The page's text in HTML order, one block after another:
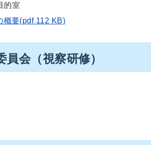
的室
概要(pdf 112 KB)
会（視察研修）